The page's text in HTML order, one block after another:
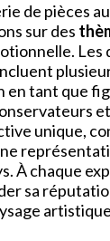
de pièces
sur des
Les
en tant que
unique,
À chaque
sa